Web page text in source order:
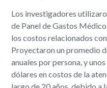
Los investigadores
de Panel de Gastos
los costos relacionados
Proyectaron un promedio
anuales por persona, y
dólares en costos de la
largo de 20 años, debido a